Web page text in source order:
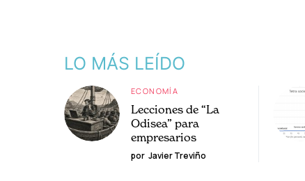
LO MÁS LEÍDO
ECONOMÍA
Lecciones de “La
Odisea” para
empresarios
por Javier Treviño